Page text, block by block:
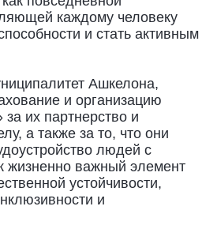
каждому человеку
и стать активным
Ашкелона,
и организацию
их партнерство и
а также за то, что они
людей с
жизненно важный элемент
устойчивости,
и